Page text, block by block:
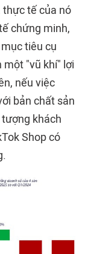
thực tế của nó
chứng minh,
tiêu cụ
"vũ khí" lợi
nếu việc
bản chất sản
khách
Shop có